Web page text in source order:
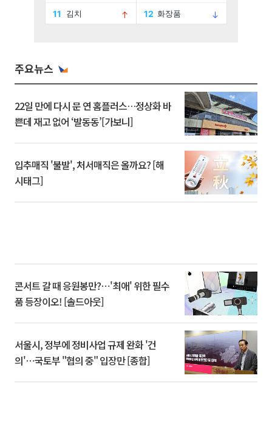
주요뉴스
22일 만에 다시 문 연 홈플러스…정상화 바
쁜데 재고 없어 ‘발동동’[가보니]
입추매직 '불발', 처서매직은 올까요? [해
시태그]
콘서트 갈 때 응원봉만?⋯'최애' 위한 필수
품 등장이오! [솔드아웃]
서울시, 정부에 정비사업 규제 완화 '건
의'⋯국토부 "협의 중" 입장만 [종합]